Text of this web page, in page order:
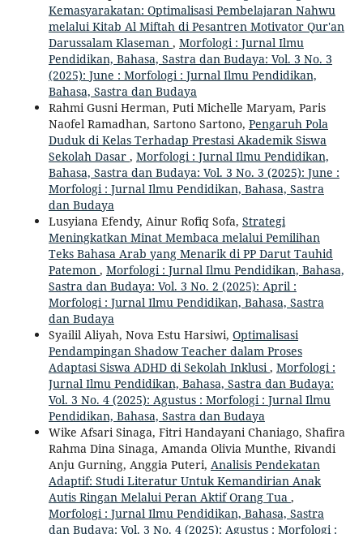
Kemasyarakatan: Optimalisasi Pembelajaran Nahwu
melalui Kitab Al Miftah di Pesantren Motivator Qur'an
Darussalam Klaseman , Morfologi : Jurnal Ilmu
Pendidikan, Bahasa, Sastra dan Budaya: Vol. 3 No. 3
(2025): June : Morfologi : Jurnal Ilmu Pendidikan,
Bahasa, Sastra dan Budaya
Rahmi Gusni Herman, Puti Michelle Maryam, Paris
Naofel Ramadhan, Sartono Sartono, Pengaruh Pola
Duduk di Kelas Terhadap Prestasi Akademik Siswa
Sekolah Dasar , Morfologi : Jurnal Ilmu Pendidikan,
Bahasa, Sastra dan Budaya: Vol. 3 No. 3 (2025): June :
Morfologi : Jurnal Ilmu Pendidikan, Bahasa, Sastra
dan Budaya
Lusyiana Efendy, Ainur Rofiq Sofa, Strategi
Meningkatkan Minat Membaca melalui Pemilihan
Teks Bahasa Arab yang Menarik di PP Darut Tauhid
Patemon , Morfologi : Jurnal Ilmu Pendidikan, Bahasa,
Sastra dan Budaya: Vol. 3 No. 2 (2025): April :
Morfologi : Jurnal Ilmu Pendidikan, Bahasa, Sastra
dan Budaya
Syailil Aliyah, Nova Estu Harsiwi, Optimalisasi
Pendampingan Shadow Teacher dalam Proses
Adaptasi Siswa ADHD di Sekolah Inklusi, Morfologi :
Jurnal Ilmu Pendidikan, Bahasa, Sastra dan Budaya:
Vol. 3 No. 4 (2025): Agustus : Morfologi : Jurnal Ilmu
Pendidikan, Bahasa, Sastra dan Budaya
Wike Afsari Sinaga, Fitri Handayani Chaniago, Shafira
Rahma Dina Sinaga, Amanda Olivia Munthe, Rivandi
Anju Gurning, Anggia Puteri, Analisis Pendekatan
Adaptif: Studi Literatur Untuk Kemandirian Anak
Autis Ringan Melalui Peran Aktif Orang Tua ,
Morfologi : Jurnal Ilmu Pendidikan, Bahasa, Sastra
dan Budaya: Vol. 3 No. 4 (2025): Agustus : Morfologi :